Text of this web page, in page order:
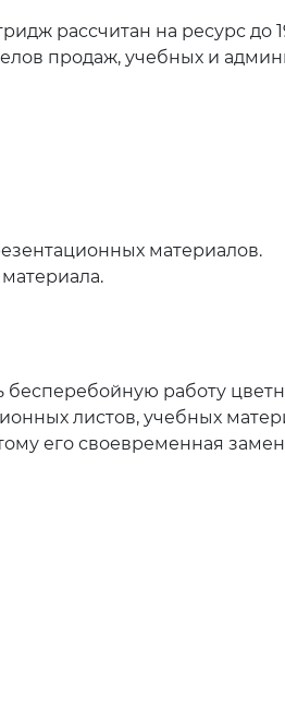
рассчитан на ресурс до
продаж, учебных и
материалов.
бесперебойную работу
листов, учебных
его своевременная